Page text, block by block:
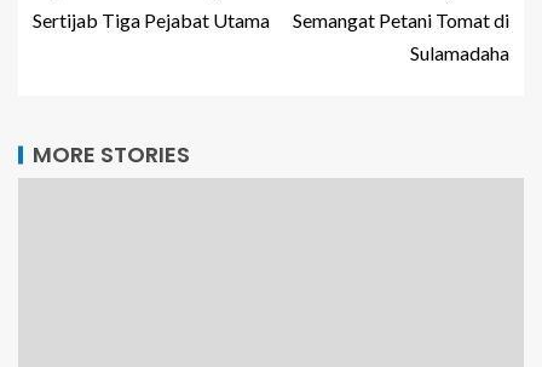
Sertijab Tiga Pejabat Utama
Semangat Petani Tomat di
Sulamadaha
MORE STORIES